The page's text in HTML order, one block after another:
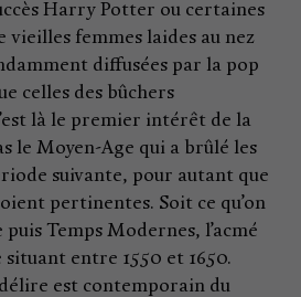
Harry Potter ou certaines
vieilles femmes laides au nez
diffusées par la pop
celles des bûchers
là le premier intérêt de la
le Moyen-Age qui a brûlé les
suivante, pour autant que
pertinentes. Soit ce qu’on
puis Temps Modernes, l’acmé
situant entre 1550 et 1650.
est contemporain du